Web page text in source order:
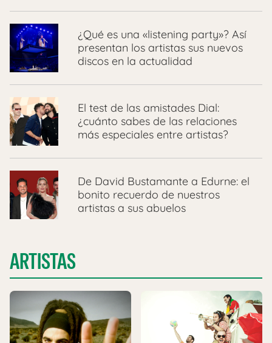
¿Qué es una «listening party»? Así
presentan los artistas sus nuevos
discos en la actualidad
El test de las amistades Dial:
¿cuánto sabes de las relaciones
más especiales entre artistas?
De David Bustamante a Edurne: el
bonito recuerdo de nuestros
artistas a sus abuelos
ARTISTAS